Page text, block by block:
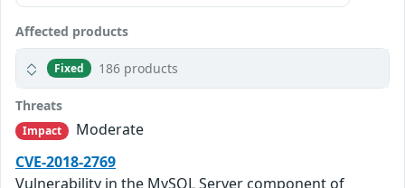
Affected products
Fixed 186 products
Threats
Impact
Moderate
CVE-2018-2769
Vulnerability in the MySQL Server component of